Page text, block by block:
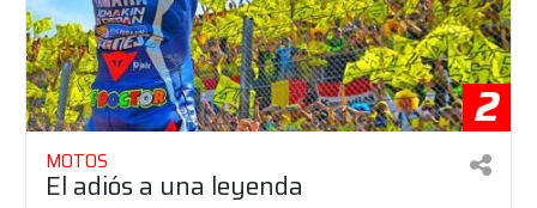
2
MOTOS
El adiós a una leyenda